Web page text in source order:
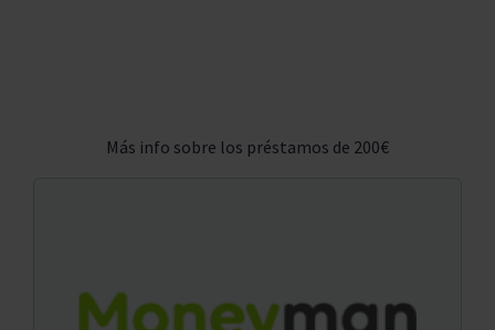
Más info sobre los préstamos de 200€